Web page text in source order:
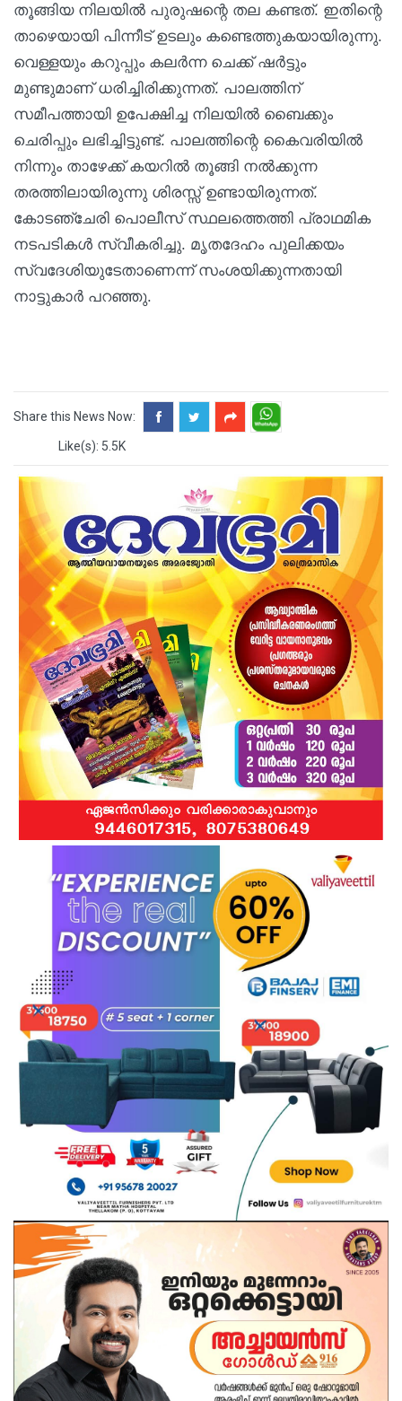
തൂങ്ങിയ നിലയില്‍ പുരുഷന്റെ തല കണ്ടത്. ഇതിന്റെ
താഴെയായി പിന്നീട് ഉടലും കണ്ടെത്തുകയായിരുന്നു.
വെള്ളയും കറുപ്പും കലര്‍ന്ന ചെക്ക് ഷര്‍ട്ടും
മുണ്ടുമാണ് ധരിച്ചിരിക്കുന്നത്. പാലത്തിന്
സമീപത്തായി ഉപേക്ഷിച്ച നിലയില്‍ ബൈക്കും
ചെരിപ്പും ലഭിച്ചിട്ടുണ്ട്. പാലത്തിന്റെ കൈവരിയില്‍
നിന്നും താഴേക്ക് കയറില്‍ തൂങ്ങി നല്‍ക്കുന്ന
തരത്തിലായിരുന്നു ശിരസ്സ് ഉണ്ടായിരുന്നത്.
കോടഞ്ചേരി പൊലീസ് സ്ഥലത്തെത്തി പ്രാഥമിക
നടപടികള്‍ സ്വീകരിച്ചു. മൃതദേഹം പുലിക്കയം
സ്വദേശിയുടേതാണെന്ന് സംശയിക്കുന്നതായി
നാട്ടുകാര്‍ പറഞ്ഞു.
Share this News Now:
Like(s): 5.5K